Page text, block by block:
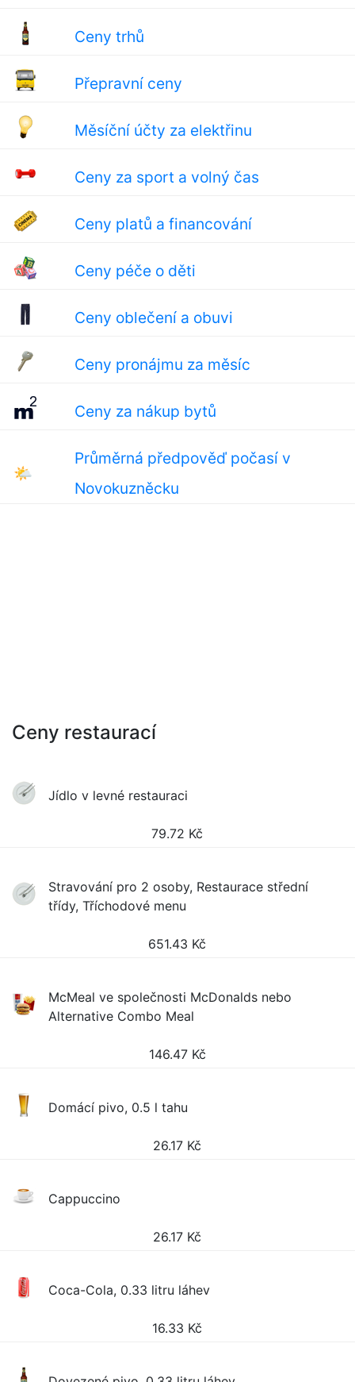
Ceny trhů
Přepravní ceny
Měsíční účty za elektřinu
Ceny za sport a volný čas
Ceny platů a financování
Ceny péče o děti
Ceny oblečení a obuvi
Ceny pronájmu za měsíc
Ceny za nákup bytů
🌤
Průměrná předpověď počasí v
Novokuzněcku
Ceny restaurací
Jídlo v levné restauraci
79.72 Kč
Stravování pro 2 osoby, Restaurace střední
třídy, Tříchodové menu
651.43 Kč
McMeal ve společnosti McDonalds nebo
Alternative Combo Meal
146.47 Kč
Domácí pivo, 0.5 l tahu
26.17 Kč
Cappuccino
26.17 Kč
Coca-Cola, 0.33 litru láhev
16.33 Kč